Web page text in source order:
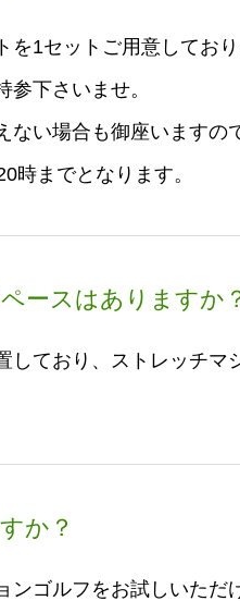
1セットご用意しており
参下さいませ。
ない場合も御座いますの
時までとなります。
ースはありますか
しており、ストレッチ
か？
ンゴルフをお試しいただ